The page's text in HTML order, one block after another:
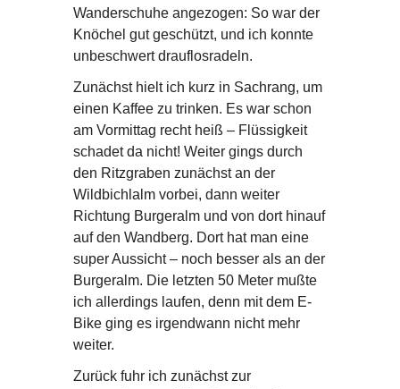
Wanderschuhe angezogen: So war der
Knöchel gut geschützt, und ich konnte
unbeschwert drauflosradeln.
Zunächst hielt ich kurz in Sachrang, um
einen Kaffee zu trinken. Es war schon
am Vormittag recht heiß – Flüssigkeit
schadet da nicht! Weiter gings durch
den Ritzgraben zunächst an der
Wildbichlalm vorbei, dann weiter
Richtung Burgeralm und von dort hinauf
auf den Wandberg. Dort hat man eine
super Aussicht – noch besser als an der
Burgeralm. Die letzten 50 Meter mußte
ich allerdings laufen, denn mit dem E-
Bike ging es irgendwann nicht mehr
weiter.
Zurück fuhr ich zunächst zur